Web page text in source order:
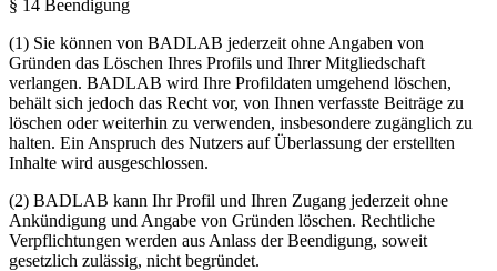
§ 14 Beendigung
(1) Sie können von BADLAB jederzeit ohne Angaben von
Gründen das Löschen Ihres Profils und Ihrer Mitgliedschaft
verlangen. BADLAB wird Ihre Profildaten umgehend löschen,
behält sich jedoch das Recht vor, von Ihnen verfasste Beiträge zu
löschen oder weiterhin zu verwenden, insbesondere zugänglich zu
halten. Ein Anspruch des Nutzers auf Überlassung der erstellten
Inhalte wird ausgeschlossen.
(2) BADLAB kann Ihr Profil und Ihren Zugang jederzeit ohne
Ankündigung und Angabe von Gründen löschen. Rechtliche
Verpflichtungen werden aus Anlass der Beendigung, soweit
gesetzlich zulässig, nicht begründet.